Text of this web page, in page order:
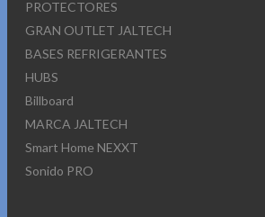
PROTECTORES
GRAN OUTLET JALTECH
BASES REFRIGERANTES
HUBS
Billboard
MARCA JALTECH
Smart Home NEXXT
Sonido PRO